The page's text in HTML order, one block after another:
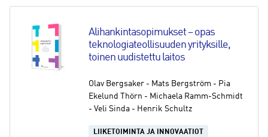
Alihankintasopimukset – opas
teknologiateollisuuden yrityksille,
toinen uudistettu laitos
Olav Bergsaker - Mats Bergström - Pia
Ekelund Thörn - Michaela Ramm-Schmidt
- Veli Sinda - Henrik Schultz
LIIKETOIMINTA JA INNOVAATIOT